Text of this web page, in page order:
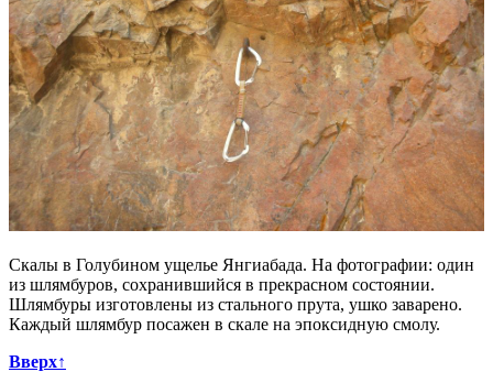
Скалы в Голубином ущелье Янгиабада. На фотографии: один
из шлямбуров, сохранившийся в прекрасном состоянии.
Шлямбуры изготовлены из стального прута, ушко заварено.
Каждый шлямбур посажен в скале на эпоксидную смолу.
Вверх↑